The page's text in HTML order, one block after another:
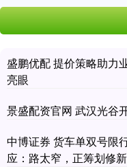
盛鹏优配 提价策略助力
亮眼
景盛配资官网 武汉光谷
中博证券 货车单双号限
应：路太窄，正筹划修